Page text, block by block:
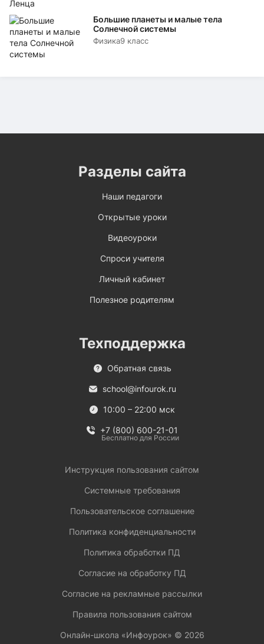
Большие планеты и малые тела
Солнечной системы
Физика9 класс
Разделы сайта
Наши педагоги
Открытые уроки
Видеоуроки
Спроси учителя
Личный кабинет
Полезное родителям
Техподдержка
Обратная связь
school@infourok.ru
10:00 – 22:00 мск
+7 (800) 600-21-01
Бесплатно для России
Инструкция пользования сайтом
Системные требования
Пользовательское соглашение
Политика конфиденциальности
Политика обработки ПД
Согласие на обработку ПД
Согласие на рекламные рассылки
Правила пользования сайтом
Онлайн-школа «Инфоурок» © 2026